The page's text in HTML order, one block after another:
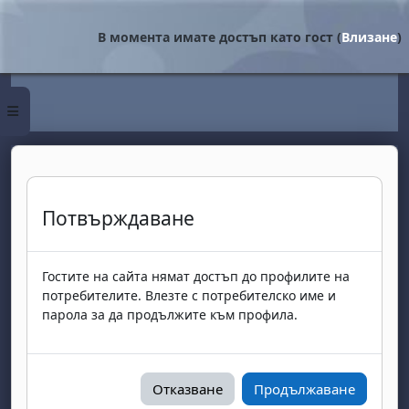
Страничен панел
В момента имате достъп като гост (Влизане)
Потвърждаване
Гостите на сайта нямат достъп до профилите на
потребителите. Влезте с потребителско име и
парола за да продължите към профила.
Отказване Продължаване